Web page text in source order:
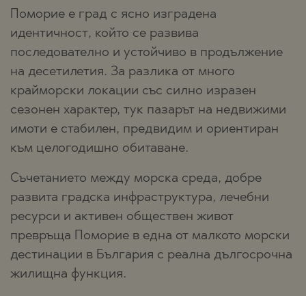
Поморие е град с ясно изградена
идентичност, който се развива
последователно и устойчиво в продължение
на десетилетия. За разлика от много
крайморски локации със силно изразен
сезонен характер, тук пазарът на недвижими
имоти е стабилен, предвидим и ориентиран
към целогодишно обитаване.
Съчетанието между морска среда, добре
развита градска инфраструктура, лечебни
ресурси и активен обществен живот
превръща Поморие в една от малкото морски
дестинации в България с реална дългосрочна
жилищна функция.